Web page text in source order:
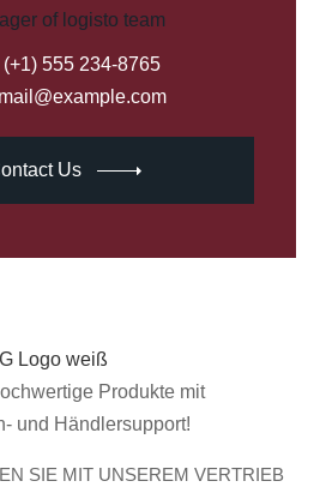
of logisto team
(+1) 555 234-8765
mail@example.com
Us
Produkte mit
und Händlersupport!
SIE MIT UNSEREM VERTRIEB